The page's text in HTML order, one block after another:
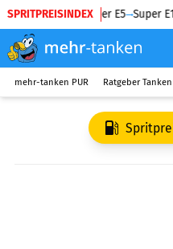
SPRITPREISINDEX
Diesel Super E5 Super
mehr-tanken PUR Ratgeber Tanken